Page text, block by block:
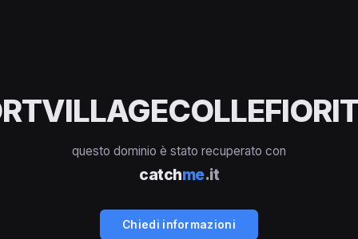
questo dominio è stato recuperato con
catchme.it
Chiedi informazioni